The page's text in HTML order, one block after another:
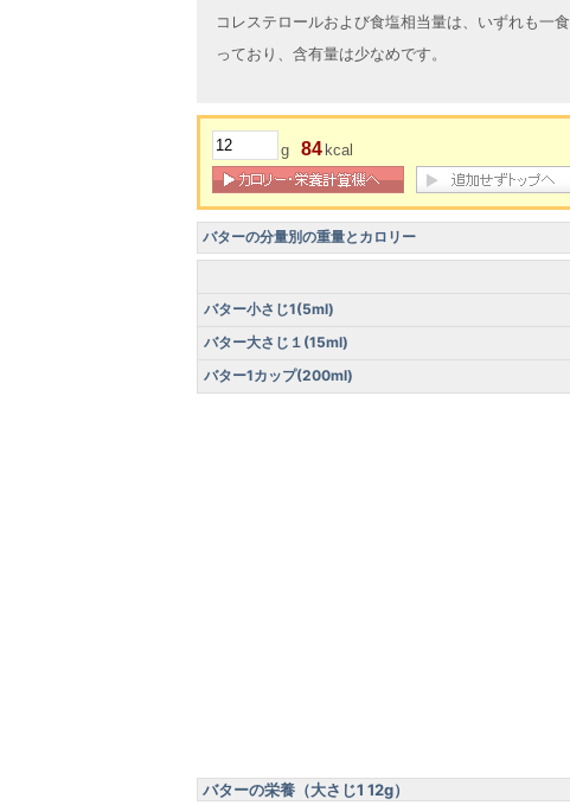
コレステロールおよび食塩相当量は、いずれも一
っており、含有量は少なめです。
g 84 kcal
バターの分量別の重量とカロリー
バター小さじ1(5ml)
バター大さじ１(15ml)
バター1カップ(200ml)
バターの栄養（大さじ1 12g）